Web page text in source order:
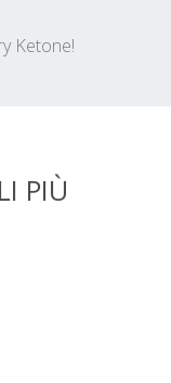
Ketone!
PIÙ